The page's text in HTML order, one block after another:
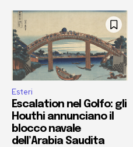
Esteri
Escalation nel Golfo: gli
Houthi annunciano il
blocco navale
dell’Arabia Saudita